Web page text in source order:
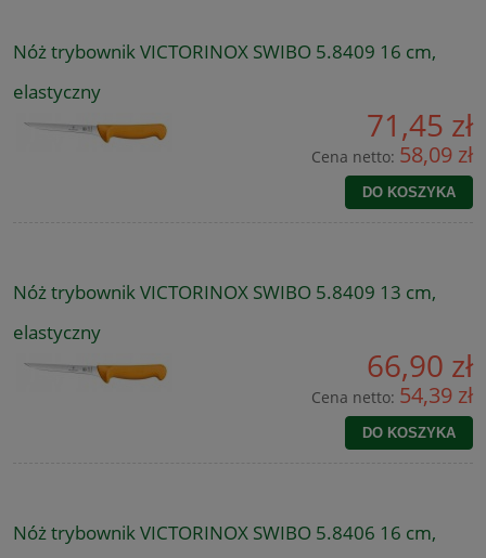
Nóż trybownik VICTORINOX SWIBO 5.8409 16 cm,
elastyczny
71,45 zł
Cena netto: 58,09 zł
DO KOSZYKA
Nóż trybownik VICTORINOX SWIBO 5.8409 13 cm,
elastyczny
66,90 zł
Cena netto: 54,39 zł
DO KOSZYKA
Nóż trybownik VICTORINOX SWIBO 5.8406 16 cm,